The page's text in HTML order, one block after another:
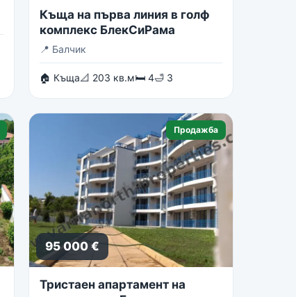
Къща на първа линия в голф
комплекс БлекСиРама
📍 Балчик
🏠 Къща📐 203 кв.м🛏 4🛁 3
Продажба
95 000 €
Тристаен апартамент на